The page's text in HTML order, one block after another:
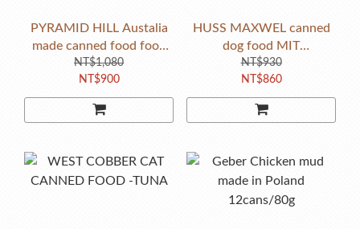
PYRAMID HILL Austalia
made canned food food
400g/24cans/tray
NT$1,080
NT$900
HUSS MAXWEL canned
dog food MIT
400g/24cans/tray
NT$930
NT$860